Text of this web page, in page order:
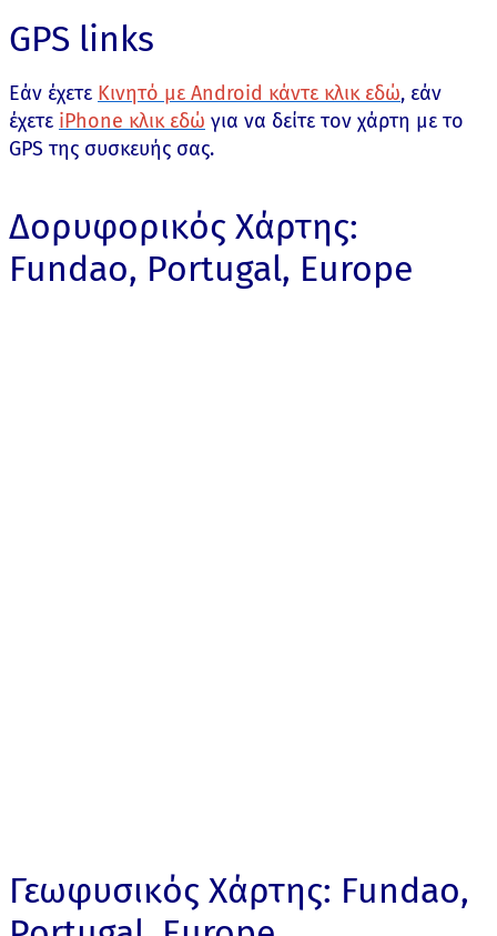
GPS links
Εάν έχετε Κινητό με Android κάντε κλικ εδώ, εάν
έχετε iPhone κλικ εδώ για να δείτε τον χάρτη με το
GPS της συσκευής σας.
Δορυφορικός Χάρτης:
Fundao, Portugal, Europe
Γεωφυσικός Χάρτης: Fundao,